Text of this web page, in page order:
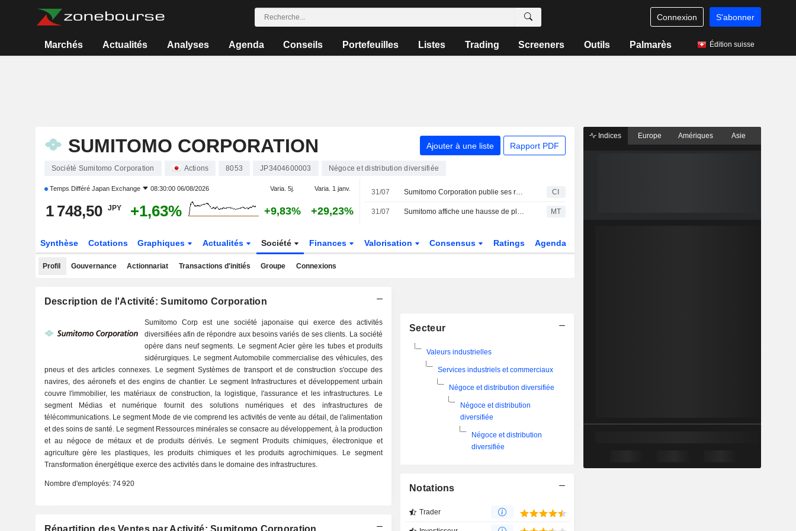
Connexion S'abonner
Marchés Actualités Analyses Agenda Conseils Portefeuilles Listes Trading Screeners Outils Palmarès Édition suisse
SUMITOMO CORPORATION Ajouter à une liste Rapport PDF
Société Sumitomo Corporation Actions 8053 JP3404600003 Négoce et distribution diversifiée
Temps Différé Japan Exchange 08:30:00 06/08/2026 Varia. 5j. Varia. 1 janv.
1 748,50 JPY +1,63% +9,83% +29,23%
31/07 Sumitomo Corporation publie ses résultats pour le premier trimestre clos le 30 juin 2026 CI
31/07 Sumitomo affiche une hausse de plus de 11 % de son bénéfice au premier trimestre fiscal MT
Synthèse Cotations Graphiques Actualités Société Finances Valorisation Consensus Ratings Agenda
Profil Gouvernance Actionnariat Transactions d'initiés Groupe Connexions
Description de l'Activité: Sumitomo Corporation
Sumitomo Corp est une société japonaise qui exerce des activités
diversifiées afin de répondre aux besoins variés de ses clients. La société
opère dans neuf segments. Le segment Acier gère les tubes et produits
sidérurgiques. Le segment Automobile commercialise des véhicules, des
pneus et des articles connexes. Le segment Systèmes de transport et de construction s'occupe des
navires, des aéronefs et des engins de chantier. Le segment Infrastructures et développement urbain
couvre l'immobilier, les matériaux de construction, la logistique, l'assurance et les infrastructures. Le
segment Médias et numérique fournit des solutions numériques et des infrastructures de
télécommunications. Le segment Mode de vie comprend les activités de vente au détail, de l'alimentation
et des soins de santé. Le segment Ressources minérales se consacre au développement, à la production
et au négoce de métaux et de produits dérivés. Le segment Produits chimiques, électronique et
agriculture gère les plastiques, les produits chimiques et les produits agrochimiques. Le segment
Transformation énergétique exerce des activités dans le domaine des infrastructures.
Nombre d'employés: 74 920
Répartition des Ventes par Activité: Sumitomo Corporation
Secteur
Valeurs industrielles
Services industriels et commerciaux
Négoce et distribution diversifiée
Négoce et distribution
diversifiée
Négoce et distribution
diversifiée
Notations
Trader
Indices Europe Amériques Asie